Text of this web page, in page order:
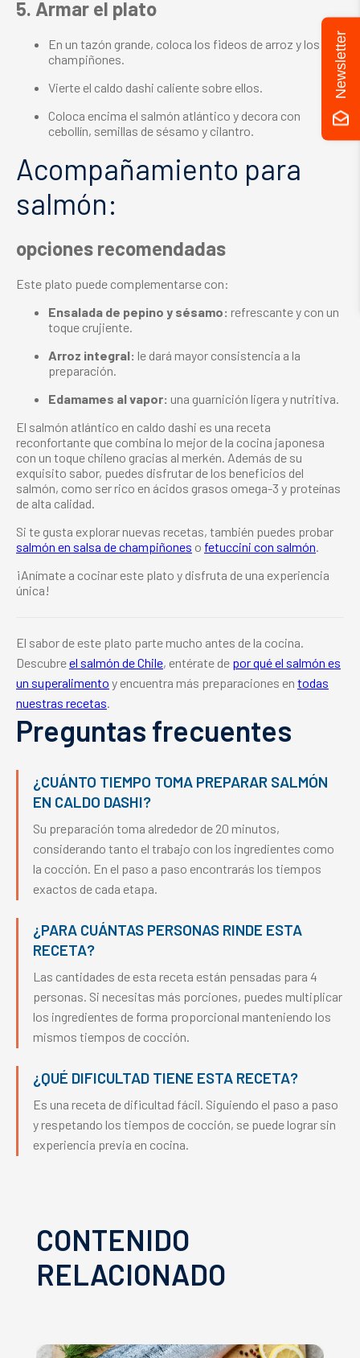
5. Armar el plato
En un tazón grande, coloca los fideos de arroz y los
champiñones.
Vierte el caldo dashi caliente sobre ellos.
Coloca encima el salmón atlántico y decora con
cebollín, semillas de sésamo y cilantro.
Acompañamiento para
salmón:
opciones recomendadas
Este plato puede complementarse con:
Ensalada de pepino y sésamo: refrescante y con un
toque crujiente.
Arroz integral: le dará mayor consistencia a la
preparación.
Edamames al vapor: una guarnición ligera y nutritiva.
El salmón atlántico en caldo dashi es una receta
reconfortante que combina lo mejor de la cocina japonesa
con un toque chileno gracias al merkén. Además de su
exquisito sabor, puedes disfrutar de los beneficios del
salmón, como ser rico en ácidos grasos omega-3 y proteínas
de alta calidad.
Si te gusta explorar nuevas recetas, también puedes probar
salmón en salsa de champiñones o fetuccini con salmón
¡Anímate a cocinar este plato y disfruta de una experiencia
única!
El sabor de este plato parte mucho antes de la cocina.
Descubreel salmón de Chile, entérate de por qué el salmón es
un superalimento y encuentra más preparaciones en todas
nuestras recetas
Preguntas frecuentes
¿CUÁNTO TIEMPO TOMA PREPARAR SALMÓN
EN CALDO DASHI?
Su preparación toma alrededor de 20 minutos,
considerando tanto el trabajo con los ingredientes como
la cocción. En el paso a paso encontrarás los tiempos
exactos de cada etapa.
¿PARA CUÁNTAS PERSONAS RINDE ESTA
RECETA?
Las cantidades de esta receta están pensadas para 4
personas. Si necesitas más porciones, puedes multiplicar
los ingredientes de forma proporcional manteniendo los
mismos tiempos de cocción.
¿QUÉ DIFICULTAD TIENE ESTA RECETA?
Es una receta de dificultad fácil. Siguiendo el paso a paso
y respetando los tiempos de cocción, se puede lograr sin
experiencia previa en cocina.
CONTENIDO
RELACIONADO
Newsletter